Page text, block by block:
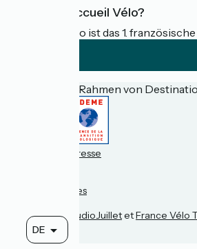
DE
Was ist Accueil Vélo?
Accueil Vélo ist das 1.
Gefördert im Rahmen von
Espace pro / presse
Mentions légales
Réalisation : StudioJuilletetFrance Vélo